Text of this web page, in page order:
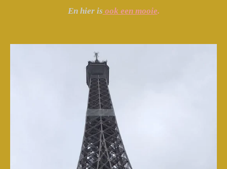
En hier is ook een mooie.